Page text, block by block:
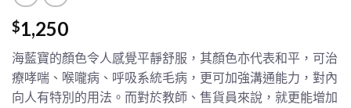
$1,250
海藍寶的顏色令人感覺平靜舒服，其顏色亦代表和平，可治
療哮喘、喉嚨病、呼吸系統毛病，更可加強溝通能力，對內
向人有特別的用法。而對於教師、售貨員來說，就更能增加